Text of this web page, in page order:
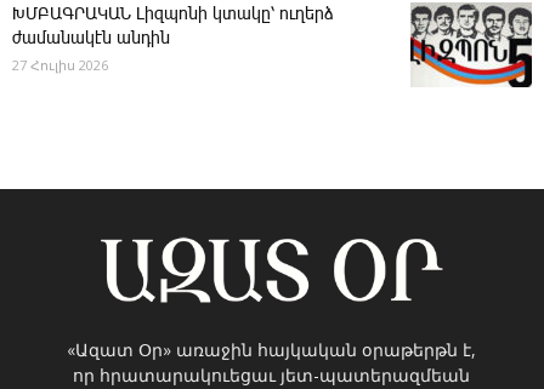
ԽՄԲԱԳՐԱԿԱՆ ­Լիզպոնի կտակը՝ ուղերձ
ժամանակէն անդին
27 Հուլիս 2026
«Ազատ Օր» առաջին հայկական օրաթերթն է,
որ հրատարակուեցաւ յետ-պատերազմեան